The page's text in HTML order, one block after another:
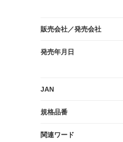
販売会社／発売会社
発売年月日
JAN
規格品番
関連ワード